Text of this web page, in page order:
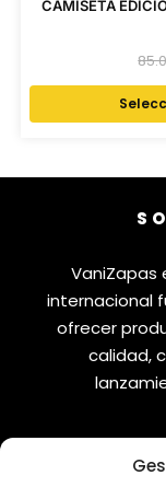
CAMISETA
VaniZapas
internacional
ofrecer
calidad,